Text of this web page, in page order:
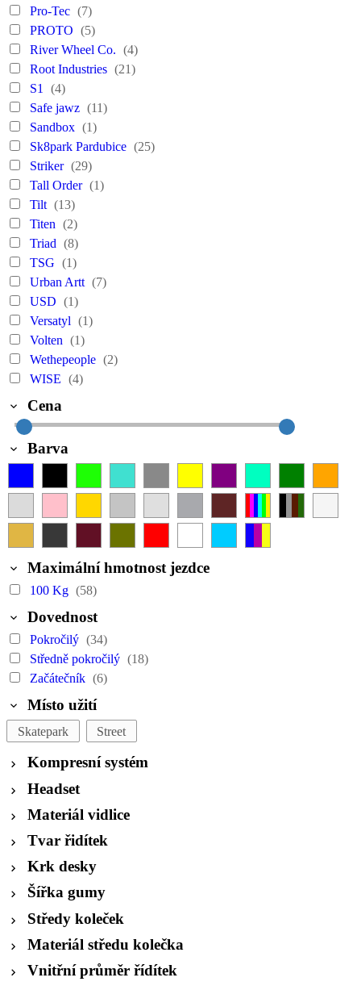
Pro-Tec (7)
PROTO (5)
River Wheel Co. (4)
Root Industries (21)
S1
(4)
Safe jawz (11)
Sandbox (1)
Sk8park Pardubice (25)
Striker (29)
Tall Order (1)
Tilt (13)
Titen (2)
Triad (8)
TSG (1)
Urban Artt (7)
USD (1)
Versatyl (1)
Volten (1)
Wethepeople (2)
WISE (4)
Cena
Barva
Maximální hmotnost jezdce
100 Kg (58)
Dovednost
Pokročilý (34)
Středně pokročilý (18)
Začátečník (6)
Místo užití
Skatepark Street
Kompresní systém
Headset
Materiál vidlice
Tvar řidítek
Krk desky
Šířka gumy
Středy koleček
Materiál středu kolečka
Vnitřní průměr řídítek